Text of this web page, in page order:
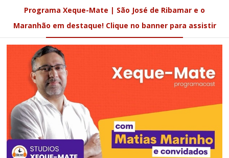
Programa Xeque-Mate | São José de Ribamar e o
Maranhão em destaque! Clique no banner para assistir